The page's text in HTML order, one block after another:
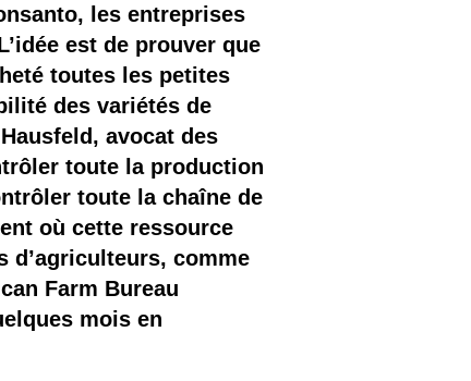
les entreprises
est de prouver que
toutes les petites
des variétés de
avocat des
toute la production
toute la chaîne de
où cette ressource
d’agriculteurs, comme
Farm Bureau
mois en